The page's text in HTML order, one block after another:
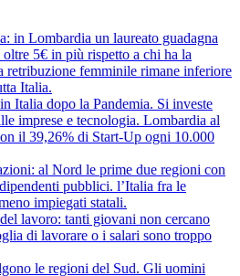
in Lombardia un laureato guadagna
5€ in più rispetto a chi ha la
retribuzione femminile rimane inferiore
Italia.
Italia dopo la Pandemia. Si investe
imprese e tecnologia. Lombardia al
il 39,26% di Start-Up ogni 10.000
al Nord le prime due regioni con
pubblici. l’Italia fra le
impiegati statali.
lavoro: tanti giovani non cercano
di lavorare o i salari sono troppo
le regioni del Sud. Gli uomini